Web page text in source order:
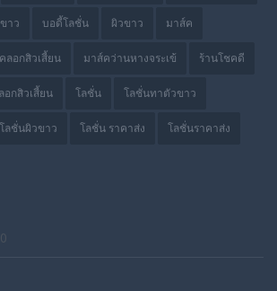
าว บอดี้โลชั่น ผิวขาว มาส์ค
ลอกสิวเสี้ยน มาส์คว่านหางจระเข้ ร้านโชคดี
อกสิวเสี้ยน โลชั่น โลชั่นทาตัวขาว
โลชั่นผิวขาว โลชั่น ราคาส่ง โลชั่นราคาส่ง
0